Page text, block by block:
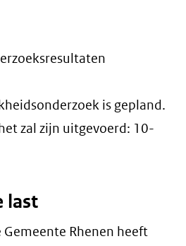
is gepland.
zal zijn uitgevoerd: 10-
last
Rhenen heeft